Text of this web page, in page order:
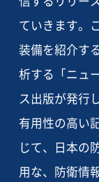
ていきます。
装備を紹介す
析する「ニュ
ス出版が発行
有用性の高い
じて、日本の
用な、防衛情